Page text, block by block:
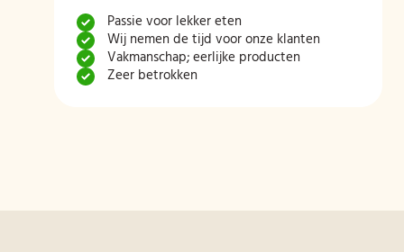
Passie voor lekker eten
Wij nemen de tijd voor onze klanten
Vakmanschap; eerlijke producten
Zeer betrokken